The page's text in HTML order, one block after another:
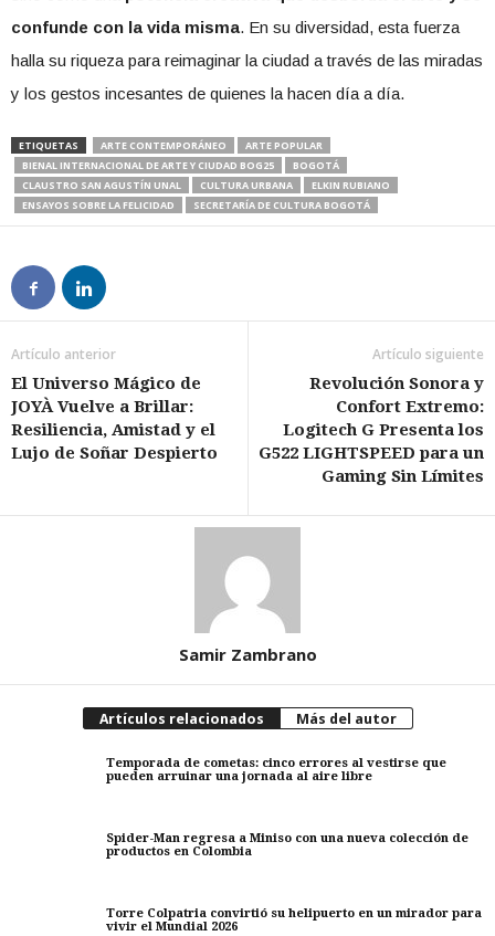
confunde con la vida misma. En su diversidad, esta fuerza
halla su riqueza para reimaginar la ciudad a través de las miradas
y los gestos incesantes de quienes la hacen día a día.
ETIQUETAS ARTE CONTEMPORÁNEO
ARTE POPULAR
BIENAL INTERNACIONAL DE ARTE Y CIUDAD BOG25
BOGOTÁ
CLAUSTRO SAN AGUSTÍN UNAL
CULTURA URBANA
ELKIN RUBIANO
ENSAYOS SOBRE LA FELICIDAD
SECRETARÍA DE CULTURA BOGOTÁ
Artículo anterior
El Universo Mágico de
JOYÀ Vuelve a Brillar:
Resiliencia, Amistad y el
Lujo de Soñar Despierto
Artículo siguiente
Revolución Sonora y
Confort Extremo:
Logitech G Presenta los
G522 LIGHTSPEED para un
Gaming Sin Límites
Samir Zambrano
Artículos relacionados Más del autor
Temporada de cometas: cinco errores al vestirse que
pueden arruinar una jornada al aire libre
Spider-Man regresa a Miniso con una nueva colección de
productos en Colombia
Torre Colpatria convirtió su helipuerto en un mirador para
vivir el Mundial 2026